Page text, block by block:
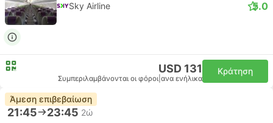
Sky Airline 5.0
USD 131
Συμπεριλαμβάνονται οι φόροι ανα ενήλικα
Κράτηση
Άμεση επιβεβαίωση
21:45 23:45 2ώ